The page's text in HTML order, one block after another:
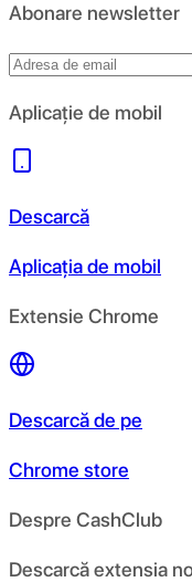
Abonare newsletter
Aplicație de mobil
Descarcă
Aplicația de mobil
Extensie Chrome
Descarcă de pe
Chrome store
Despre CashClub
Descarcă extensia